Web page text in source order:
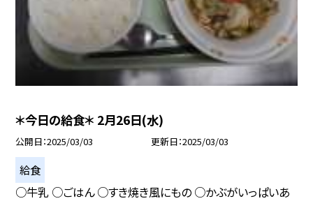
＊今日の給食＊ 2月26日(水)
公開日 2025/03/03 更新日 2025/03/03
給食
○牛乳 ○ごはん ○すき焼き風にもの ○かぶがいっぱいあ